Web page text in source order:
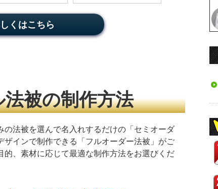
くはこちら
被の制作方法
法被を選んで名入れするだけの「セミオーダ
インで制作できる「フルオーダー法被」がご
、素材に応じて最適な制作方法をお選びくだ